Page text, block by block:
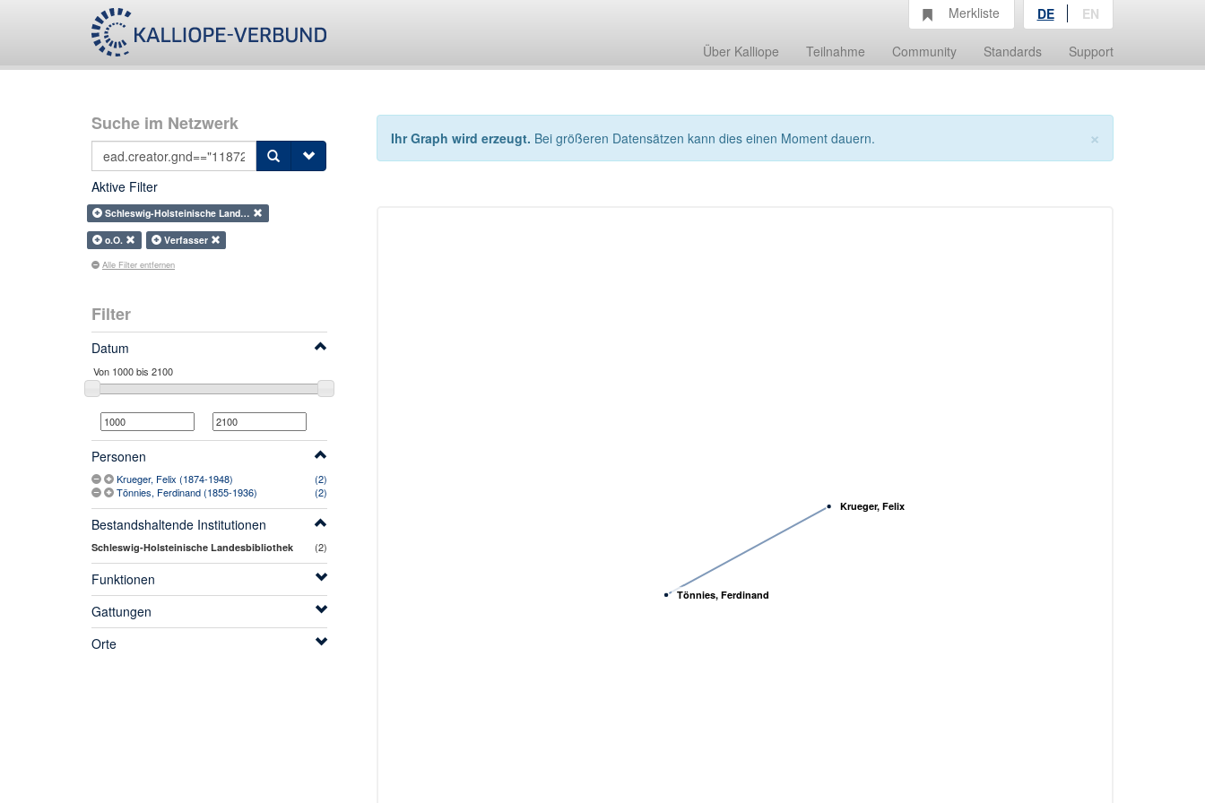
Über Kalliope Teilnahme Community Standards Support
Merkliste DE EN
Suche im Netzwerk
Aktive Filter
Schleswig-Holsteinische Land…
o.O.
Verfasser
Alle Filter entfernen
Filter
Datum
Personen
Krueger, Felix (1874-1948)
(2)
Tönnies, Ferdinand (1855-1936)
(2)
Bestandshaltende Institutionen
Schleswig-Holsteinische Landesbibliothek (2)
Funktionen
Gattungen
Orte
×
Ihr Graph wird erzeugt. Bei größeren Datensätzen kann dies einen Moment dauern.
Tönnies, Ferdinand
Krueger, Felix